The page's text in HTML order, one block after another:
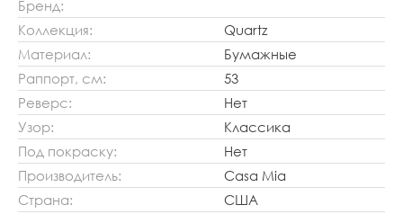
Бренд:
Коллекция:
Quartz
Материал:
Бумажные
Раппорт, см:
53
Реверс:
Нет
Узор:
Классика
Под покраску:
Нет
Производитель:
Casa Mia
Страна:
США